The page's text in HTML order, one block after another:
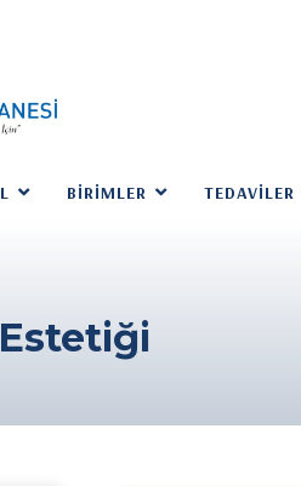
BIRIMLER TEDAVILER